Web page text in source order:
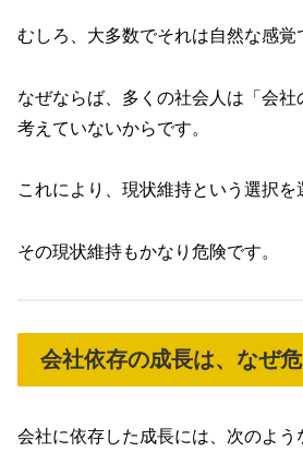
むしろ、大多数でそれは自然な感覚
なぜならば、多くの社会人は「会
考えていないからです。
これにより、現状維持という選択を
その現状維持もかなり危険です。
会社依存の成長は、なぜ
会社に依存した成長には、次のよう